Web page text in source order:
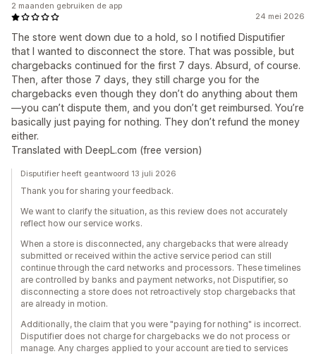
24 mei 2026
The store went down due to a hold, so I notified Disputifier
that I wanted to disconnect the store. That was possible, but
chargebacks continued for the first 7 days. Absurd, of course.
Then, after those 7 days, they still charge you for the
chargebacks even though they don’t do anything about them
—you can’t dispute them, and you don’t get reimbursed. You’re
basically just paying for nothing. They don’t refund the money
either.
Translated with DeepL.com (free version)
2 maanden gebruiken de app
Disputifier heeft geantwoord 13 juli 2026
Thank you for sharing your feedback.
We want to clarify the situation, as this review does not accurately
reflect how our service works.
When a store is disconnected, any chargebacks that were already
submitted or received within the active service period can still
continue through the card networks and processors. These timelines
are controlled by banks and payment networks, not Disputifier, so
disconnecting a store does not retroactively stop chargebacks that
are already in motion.
Additionally, the claim that you were "paying for nothing" is incorrect.
Disputifier does not charge for chargebacks we do not process or
manage. Any charges applied to your account are tied to services